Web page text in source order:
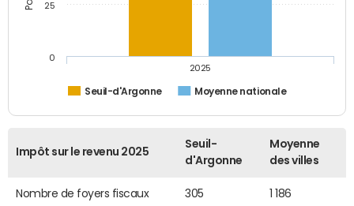
Seuil-d'Argonne Moyenne nationale
2025
0
25
Impôt sur le revenu 2025
Seuil-
d'Argonne
Moyenne
des villes
Nombre de foyers fiscaux 305 1 186